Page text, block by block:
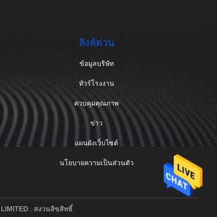
ลิงค์ด่วน
ข้อมูลบริษัท
ทัวร์โรงงาน
ควบคุมคุณภาพ
ข่าว
แผนผังเว็บไซต์
นโยบายความเป็นส่วนตัว
. สงวนลิขสิทธิ์.